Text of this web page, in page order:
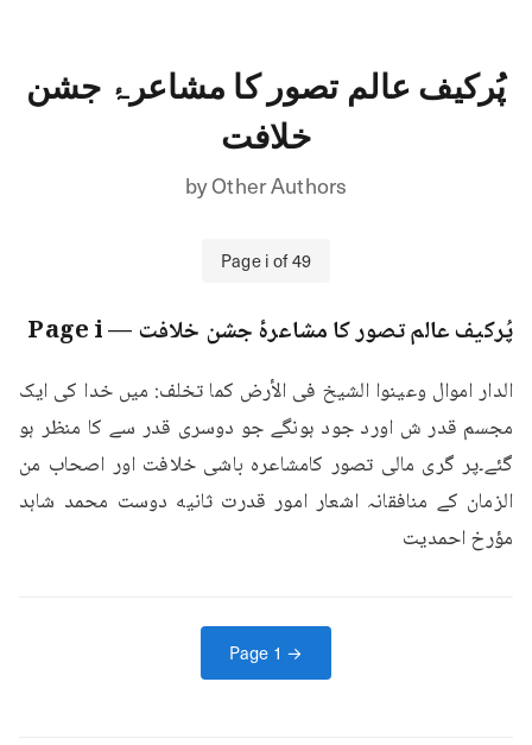
پُرکیف عالم تصور کا مشاعرۂ جشن
خلافت
byOther Authors
Pageiof49
پُرکیف عالم تصور کا مشاعرۂ جشن خلافت— Page
i
مؤرخ احمدیت
Page 1 →